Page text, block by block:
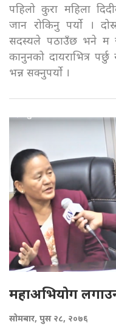
पहिलो कुरा महिला
जान रोकिनु पर्यो ।
सदस्यले पठाउँछ भने म
कानुनको दायराभित्र
भन्न सक्नुपर्यो ।
महाअभियोग
सोमबार, पुस २८, २०७६